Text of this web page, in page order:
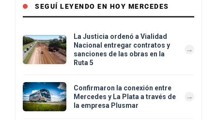
SEGUÍ LEYENDO EN HOY MERCEDES
La Justicia ordenó a Vialidad
Nacional entregar contratos y
sanciones de las obras en la
Ruta 5
Confirmaron la conexión entre
Mercedes y La Plata a través de
la empresa Plusmar